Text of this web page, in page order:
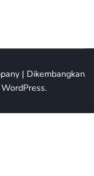
| Dikembangkan
WordPress.